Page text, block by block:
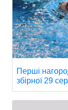
Перші
збірної 29